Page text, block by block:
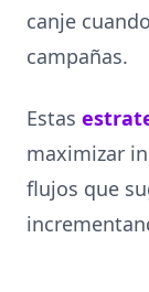
canje
campañas.
Estas
maximizar
flujos que